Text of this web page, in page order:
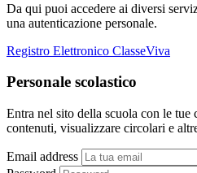
Da qui puoi accedere ai diversi
una autenticazione personale.
Registro Elettronico ClasseViva
Personale scolastico
Entra nel sito della scuola con le tue
contenuti, visualizzare circolari e
Email address